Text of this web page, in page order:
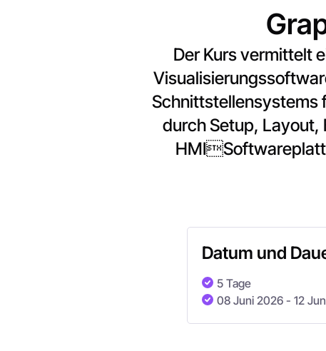
Der Kurs vermittelt
Schnittstellensystems
durch Setup, Layout,
Datum und
5 Tage
08 Juni 2026 - 12